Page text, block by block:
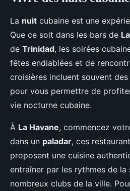
La nuit cubaine est une
Que ce soit dans les bars de
de Trinidad, les soirées
fêtes endiablées et de
croisières incluent souvent
pour vous permettre de
vie nocturne cubaine.
À La Havane, commencez
dans un paladar, ces
proposent une cuisine
entraîner par les rythmes de la
nombreux clubs de la ville.